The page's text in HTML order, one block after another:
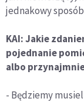
jednakowy
KAI: Jakie
pojednanie
albo
- Będziemy